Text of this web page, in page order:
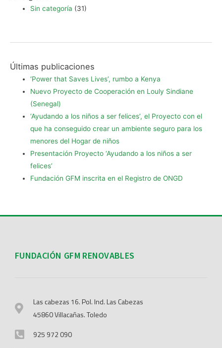
Sin categoría (31)
Últimas publicaciones
‘Power that Saves Lives’, rumbo a Kenya
Nuevo Proyecto de Cooperación en Louly Sindiane
(Senegal)
‘Ayudando a los niños a ser felices’, el Proyecto con el
que ha conseguido crear un ambiente seguro para los
menores del Hogar de niños
Presentación Proyecto ‘Ayudando a los niños a ser
felices’
Fundación GFM inscrita en el Registro de ONGD
FUNDACIÓN GFM RENOVABLES
Las cabezas 16. Pol. Ind. Las Cabezas
45860 Villacañas. Toledo
925 972 090